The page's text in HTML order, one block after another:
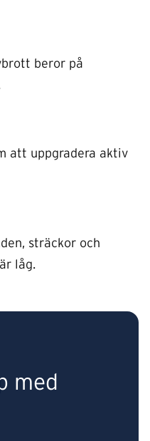
beror på
att uppgradera aktiv
sträckor och
låg.
med